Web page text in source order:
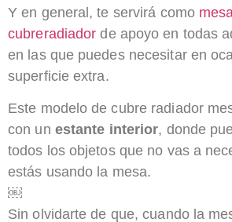
Y en general, te servirá como
cubreradiador de apoyo​ en todas
en las que puedes necesitar en
superficie extra.
Este modelo de cubre radiador
con un e​stante interior,​ donde
todos los objetos que no vas a
estás usando la mesa.
￼
Sin olvidarte de que, cuando la